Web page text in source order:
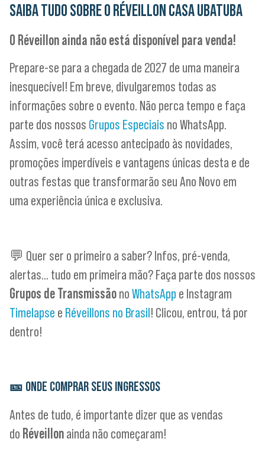
SAIBA TUDO SOBRE O RÉVEILLON CASA UBATUBA
O Réveillon ainda não está disponível para venda!
Prepare-se para a chegada de 2027 de uma maneira
inesquecível! Em breve, divulgaremos todas as
informações sobre o evento. Não perca tempo e faça
parte dos nossos Grupos Especiais no WhatsApp.
Assim, você terá acesso antecipado às novidades,
promoções imperdíveis e vantagens únicas desta e de
outras festas que transformarão seu Ano Novo em
uma experiência única e exclusiva.
💬 Quer ser o primeiro a saber? Infos, pré-venda,
alertas… tudo em primeira mão? Faça parte dos nossos
Grupos de TransmissãonoWhatsApp e Instagram
Timelapse e Réveillons no Brasil! Clicou, entrou, tá por
dentro!
🎫 ONDE COMPRAR SEUS INGRESSOS
Antes de tudo, é importante dizer que as vendas
do Réveillonainda não começaram!